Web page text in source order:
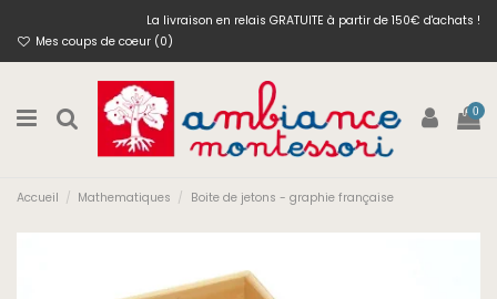
La livraison en relais GRATUITE à partir de 150€ d'achats !
Mes coups de coeur (0)
0
Accueil Mathematiques Boite de jetons - graphie française